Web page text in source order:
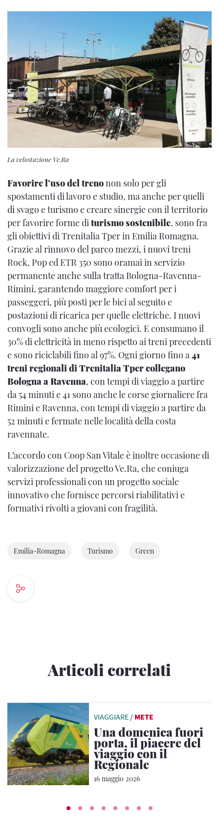
La velostazione Ve.Ra
Favorire l’uso del trenonon solo per gli
spostamenti di lavoro e studio, ma anche per quelli
di svago e turismo e creare sinergie con il territorio
per favorire forme di turismo sostenibile, sono fra
gli obiettivi di Trenitalia Tper in Emilia Romagna.
Grazie al rinnovo del parco mezzi, i nuovi treni
Rock, Pop ed ETR 350 sono oramai in servizio
permanente anche sulla tratta Bologna-Ravenna-
Rimini, garantendo maggiore comfort per i
passeggeri, più posti per le bici al seguito e
postazioni di ricarica per quelle elettriche. I nuovi
convogli sono anche più ecologici. E consumano il
30% di elettricità in meno rispetto ai treni precedenti
e sono riciclabili fino al 97%. Ogni giorno fino a 41
treni regionali di Trenitalia Tper collegano
Bologna a Ravenna, con tempi di viaggio a partire
da 54 minuti e 41 sono anche le corse giornaliere fra
Rimini e Ravenna, con tempi di viaggio a partire da
52 minuti e fermate nelle località della costa
ravennate.
L’accordo con Coop San Vitale è inoltre occasione di
valorizzazione del progetto Ve.Ra, che coniuga
servizi professionali con un progetto sociale
innovativo che fornisce percorsi riabilitativi e
formativi rivolti a giovani con fragilità.
Emilia-Romagna Turismo Green
Articoli correlati
VIAGGIARE / METE
Una domenica fuori
porta, il piacere del
viaggio con il
Regionale
16 maggio 2026